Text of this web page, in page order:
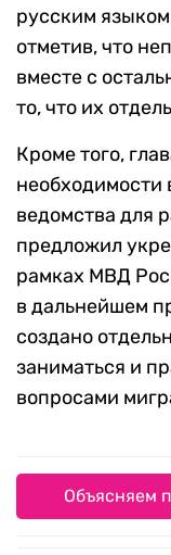
русским
отметив, что
вместе с
то, что их
Кроме того,
необходимости
ведомства для
предложил
рамках МВД
в дальнейшем
создано
заниматься и
вопросами
Объясняем